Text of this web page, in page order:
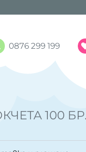
0876 299 199
100 БР.